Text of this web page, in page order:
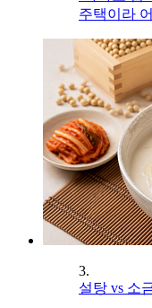
주택이라
3.
설탕 vs 소